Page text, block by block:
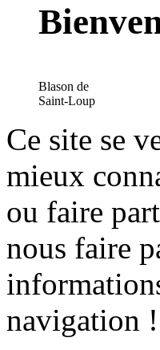
Blason de
Saint-Loup
Ce site se
mieux
ou faire
nous faire
navigation !